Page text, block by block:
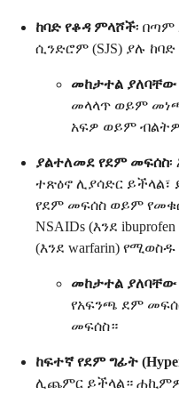
ከባድ የቆዳ ምላሾች፡ በጣም
ሲንድሮም (SJS) ያሉ
መከታተል
መላላጥ ወይም
አፍዎ ወይም
ያልተለመደ የደም መፍሰስ
ተጽዕኖ ሊያሳድር
የደም መፍሰስ ወይም
NSAIDs (እንደ
(እንደ warfarin) የሚወስዱ
መከታተል
የአፍንጫ ደም
መፍሰስ።
ከፍተኛ የደም ግፊት
ሊጨምር ይችላል። ሐኪምዎ